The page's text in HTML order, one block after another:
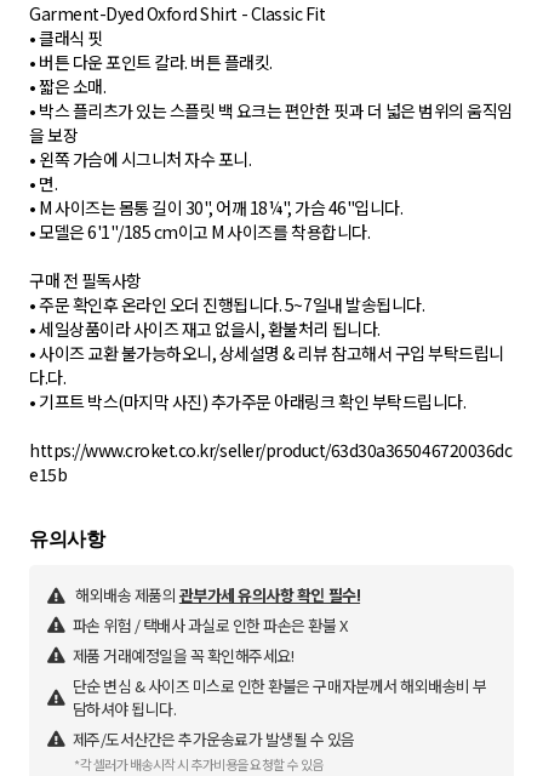
Garment-Dyed Oxford Shirt - Classic Fit
• 클래식 핏
• 버튼 다운 포인트 칼라. 버튼 플래킷.
• 짧은 소매.
• 박스 플리츠가 있는 스플릿 백 요크는 편안한 핏과 더 넓은 범위의 움직임
을 보장
• 왼쪽 가슴에 시그니처 자수 포니.
• 면.
• M 사이즈는 몸통 길이 30", 어깨 18¼", 가슴 46"입니다.
• 모델은 6'1"/185 cm이고 M 사이즈를 착용합니다.
구매 전 필독사항
• 주문 확인후 온라인 오더 진행됩니다. 5~7일내 발송됩니다.
• 세일상품이라 사이즈 재고 없을시, 환불처리 됩니다.
• 사이즈 교환 불가능하오니, 상세설명 & 리뷰 참고해서 구입 부탁드립니
다.다.
• 기프트 박스(마지막 사진) 추가주문 아래링크 확인 부탁드립니다.
https://www.croket.co.kr/seller/product/63d30a365046720036dc
e15b
유의사항
해외배송 제품의 관부가세 유의사항 확인 필수!
파손 위험 / 택배사 과실로 인한 파손은 환불 X
제품 거래예정일을 꼭 확인해주세요!
단순 변심 & 사이즈 미스로 인한 환불은 구매자분께서 해외배송비 부
담하셔야 됩니다.
제주/도서산간은 추가운송료가 발생될 수 있음
*각 셀러가 배송시작 시 추가비용을 요청할 수 있음